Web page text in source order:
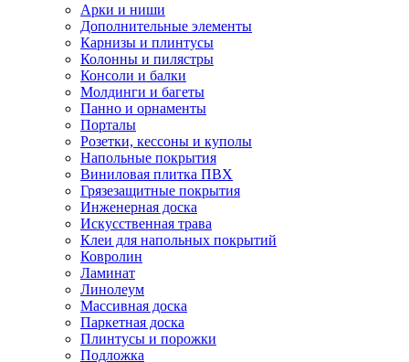
Арки и ниши
Дополнительные элементы
Карнизы и плинтусы
Колонны и пилястры
Консоли и балки
Молдинги и багеты
Панно и орнаменты
Порталы
Розетки, кессоны и куполы
Напольные покрытия
Виниловая плитка ПВХ
Грязезащитные покрытия
Инженерная доска
Искусственная трава
Клеи для напольных покрытий
Ковролин
Ламинат
Линолеум
Массивная доска
Паркетная доска
Плинтусы и порожки
Подложка